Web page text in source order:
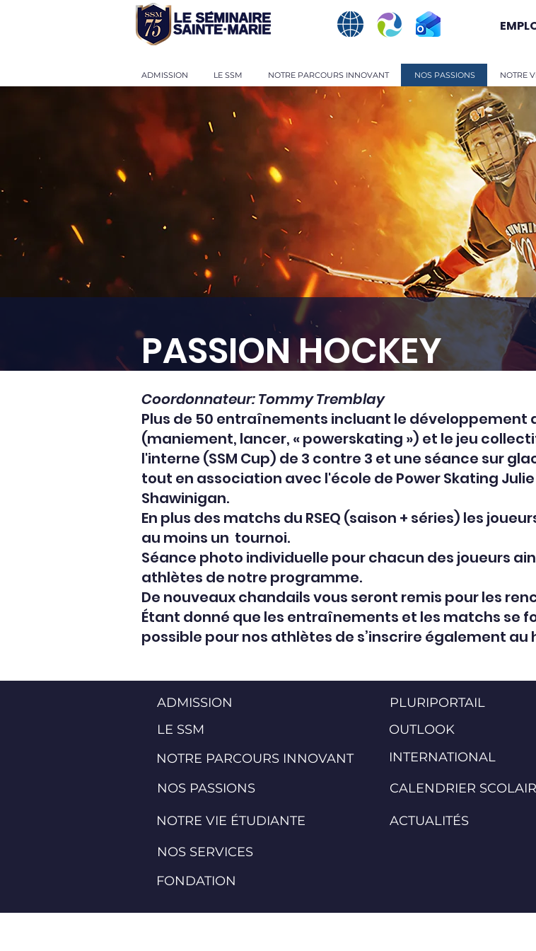
ADMISSION LE SSM NOTRE PARCOURS INNOVANT NOS PASSIONS NOTRE
PASSION HOCKEY
Coordonnateur: Tommy Tremblay
Plus de 50 entraînements incluant le développement
(maniement, lancer, « powerskating ») et le jeu
l'interne (SSM Cup) de 3 contre 3 et une séance sur
tout en association avec l'école de Power Skating
Shawinigan.
En plus des matchs du RSEQ (saison + séries) les
au moins un tournoi.
Séance photo individuelle pour chacun des joueurs
athlètes de notre programme.
De nouveaux chandails vous seront remis pour les
Étant donné que les entraînements et les matchs se
possible pour nos athlètes de s’inscrire également
ADMISSION
LE SSM
NOTRE PARCOURS INNOVANT
NOS PASSIONS
NOTRE VIE ÉTUDIANTE
PLURIPORTAIL
OUTLOOK
INTERNATIONAL
CALENDRIER
ACTUALITÉS
NOS SERVICES
FONDATION